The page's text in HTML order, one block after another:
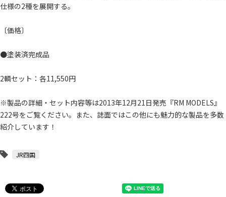
仕様の2種を展開する。
〔価格〕
●塗装済完成品
2輌セット：各11,550円
※製品の詳細・セット内容等は2013年12月21日発売『RM MODELS』
222号をご覧ください。また、誌面ではこの他にも魅力的な製品を多数
紹介しています！
JR四国